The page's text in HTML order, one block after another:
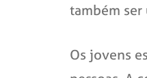
também ser
Os jovens